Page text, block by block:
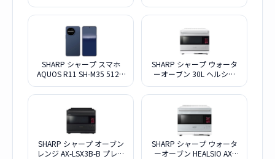
SHARP シャープ スマホ
AQUOS R11 SH-M35 512G
SHARP シャープ ウォータ
ーオーブン 30L ヘルシオ
ルホワイト
SHARP シャープ オーブン
レンジ AX-LSX3B-B プレミ
SHARP シャープ ウォータ
ーオーブン HEALSIO AX-